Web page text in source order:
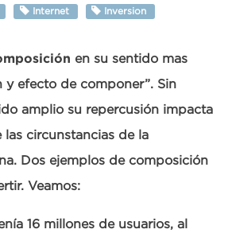
Internet Inversion
en su sentido mas
y efecto de componer”. Sin
amplio su repercusión impacta
circunstancias de la
Dos ejemplos de composición
Veamos:
16 millones de usuarios, al